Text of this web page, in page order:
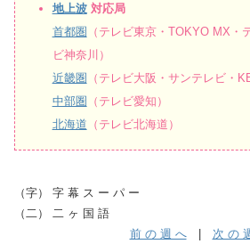
地上波対応局
首都圏 （テレビ東京・TOKYO MX・
ビ神奈川）
近畿圏 （テレビ大阪・サンテレビ・
中部圏 （テレビ愛知）
北海道 （テレビ北海道）
（字） 字 幕 ス ー パ ー
（二） 二 ヶ 国 語
前 の 週 へ| 次 の